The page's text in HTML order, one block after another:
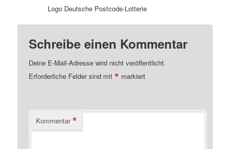
Logo Deutsche Postcode-Lotterie
Schreibe einen Kommentar
Deine E-Mail-Adresse wird nicht veröffentlicht.
Erforderliche Felder sind mit* markiert
Kommentar *